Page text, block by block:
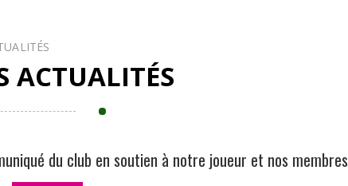
ACTUALITÉS
du club en soutien à notre joueur et nos membres